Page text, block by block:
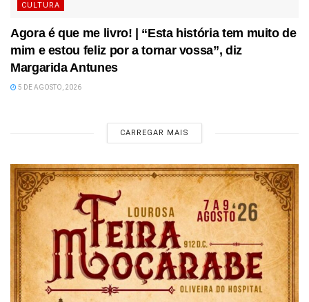
CULTURA
Agora é que me livro! | “Esta história tem muito de
mim e estou feliz por a tornar vossa”, diz
Margarida Antunes
5 DE AGOSTO, 2026
CARREGAR MAIS